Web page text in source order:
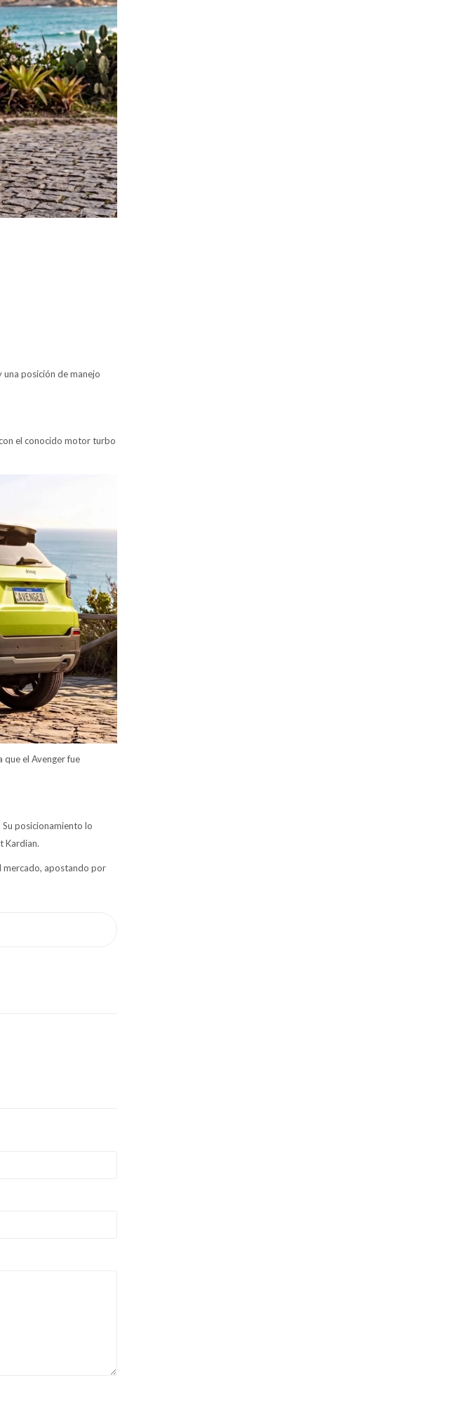
posición de manejo
el conocido motor turbo
el Avenger fue
posicionamiento lo
Kardian.
mercado, apostando por